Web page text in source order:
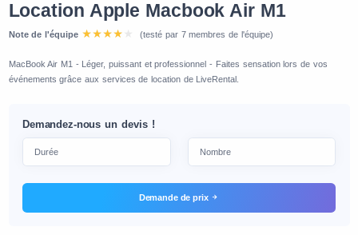
Location Apple Macbook Air M1
Note de l'équipe (testé par 7 membres de l'équipe)
MacBook Air M1 - Léger, puissant et professionnel - Faites sensation lors de vos
événements grâce aux services de location de LiveRental.
Demandez-nous un devis !
Demande de prix